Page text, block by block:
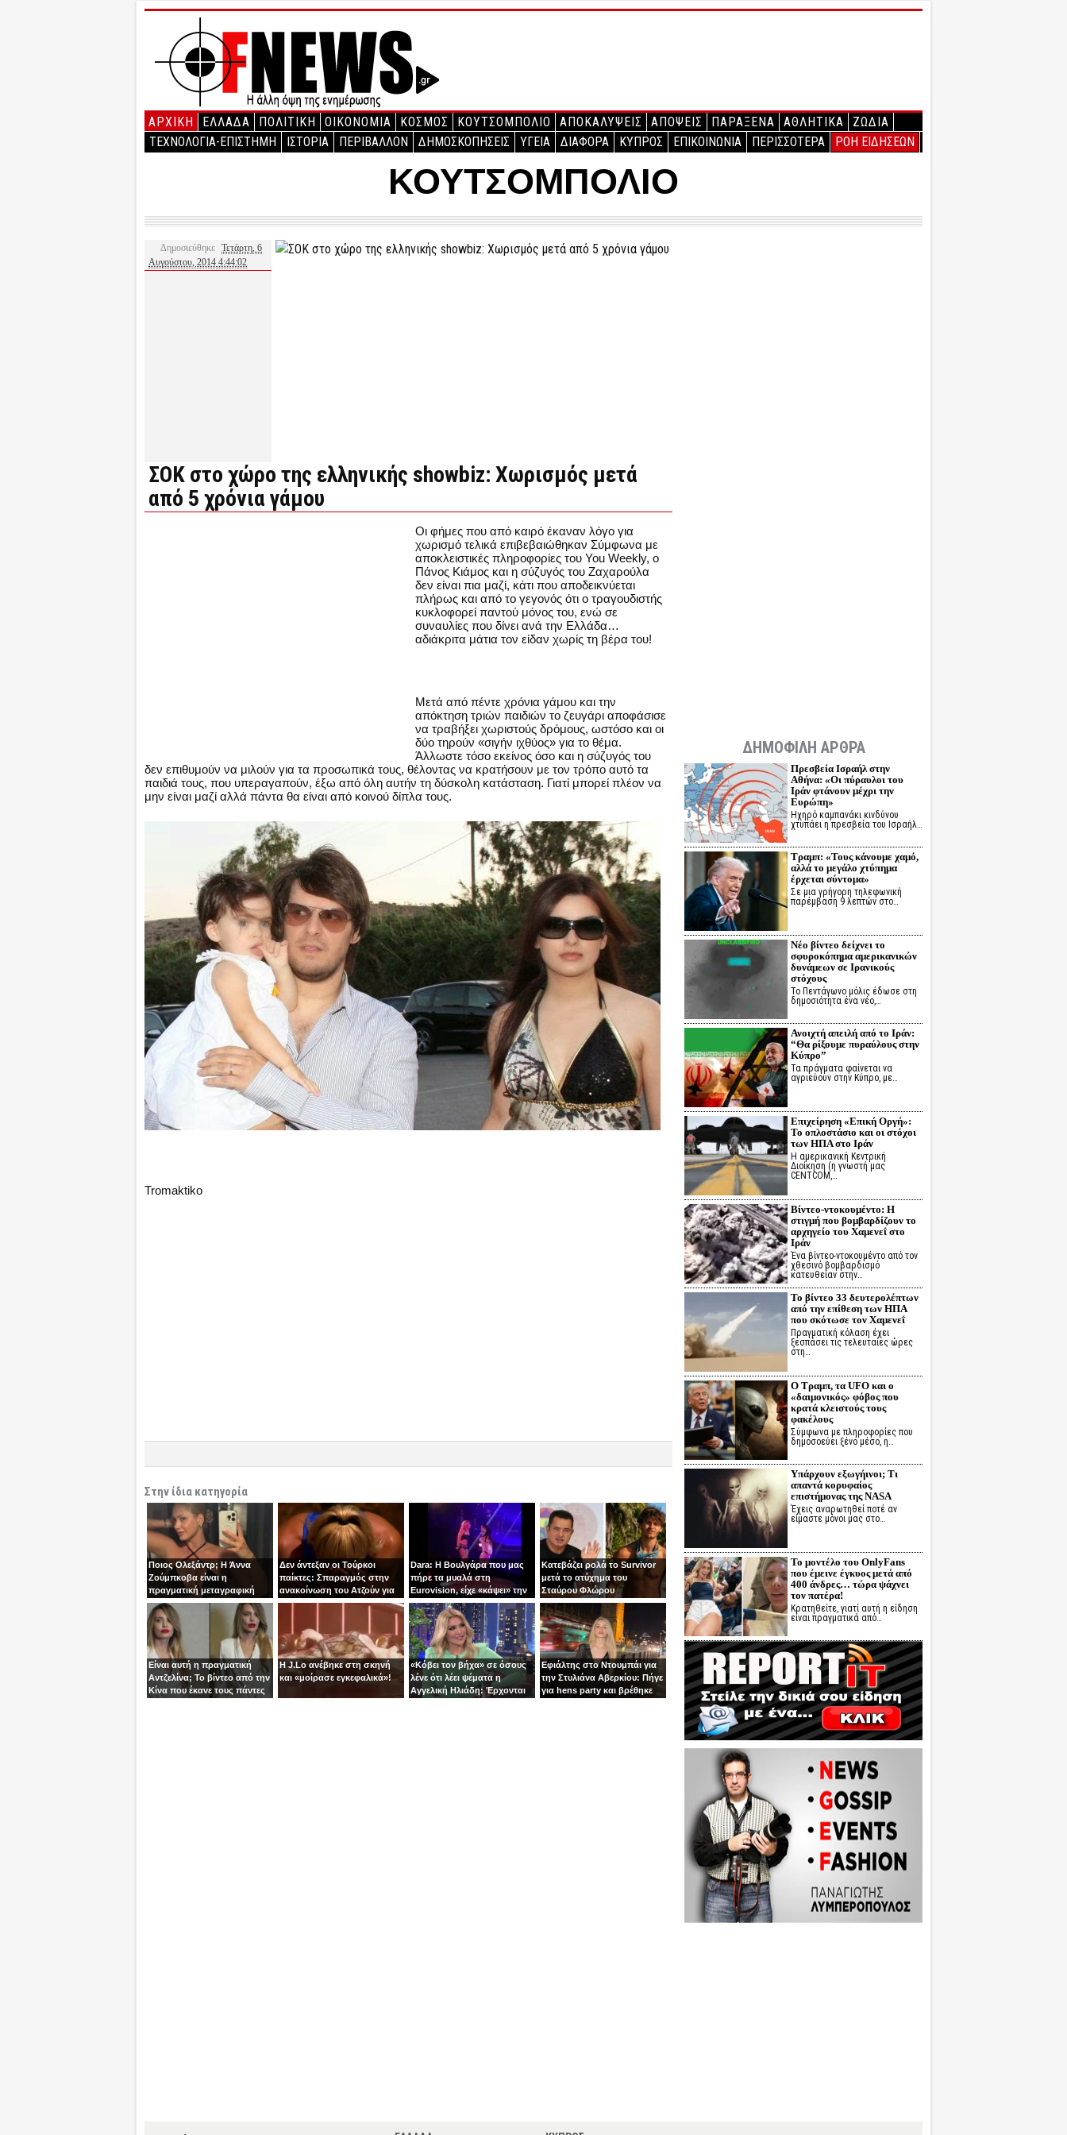
ΑΡΧΙΚΉ ΕΛΛΑΔΑ ΠΟΛΙΤΙΚΗ ΟΙΚΟΝΟΜΙΑ ΚΟΣΜΟΣ ΚΟΥΤΣΟΜΠΟΛΙΟ ΑΠΟΚΑΛΥΨΕΙΣ ΑΠΟΨΕΙΣ ΠΑΡΑΞΕΝΑ ΑΘΛΗΤΙΚΑ
ΖΩΔΙΑ
ΤΕΧΝΟΛΟΓΙΑ-ΕΠΙΣΤΗΜΗ
ΙΣΤΟΡΙΑ ΠΕΡΙΒΑΛΛΟΝ ΔΗΜΟΣΚΟΠΗΣΕΙΣ ΥΓΕΙΑ ΔΙΑΦΟΡΑ ΚΥΠΡΟΣ ΕΠΙΚΟΙΝΩΝΙΑ ΠΕΡΙΣΣΟΤΕΡΑ ΡΟΗ ΕΙΔΗΣΕΩΝ
ΚΟΥΤΣΟΜΠΟΛΙΟ
Δημοσιεύθηκε Τετάρτη, 6
Αυγούστου, 2014 4:44:02
ΣΟΚ στο χώρο της ελληνικής showbiz: Χωρισμός μετά
από 5 χρόνια γάμου
Οι φήμες που από καιρό έκαναν λόγο για
χωρισμό τελικά επιβεβαιώθηκαν Σύμφωνα με
αποκλειστικές πληροφορίες του You Weekly, o
Πάνος Κιάμος και η σύζυγός του Ζαχαρούλα
δεν είναι πια μαζί, κάτι που αποδεικνύεται
πλήρως και από το γεγονός ότι ο τραγουδιστής
κυκλοφορεί παντού μόνος του, ενώ σε
συναυλίες που δίνει ανά την Ελλάδα…
αδιάκριτα μάτια τον είδαν χωρίς τη βέρα του!
Μετά από πέντε χρόνια γάμου και την
απόκτηση τριών παιδιών το ζευγάρι αποφάσισε
να τραβήξει χωριστούς δρόμους, ωστόσο και οι
δύο τηρούν «σιγήν ιχθύος» για το θέμα.
Άλλωστε τόσο εκείνος όσο και η σύζυγός του
δεν επιθυμούν να μιλούν για τα προσωπικά τους, θέλοντας να κρατήσουν με τον τρόπο αυτό τα
παιδιά τους, που υπεραγαπούν, έξω από όλη αυτήν τη δύσκολη κατάσταση. Γιατί μπορεί πλέον να
μην είναι μαζί αλλά πάντα θα είναι από κοινού δίπλα τους.
Tromaktiko
Στην ίδια κατηγορία
Ποιος Ολεξάντρ; Η Άννα
Ζούμπκοβα είναι η
πραγματική μεταγραφική
“βόμβα” της ΑΕΚ!
Δεν άντεξαν οι Τούρκοι
παίκτες: Σπαραγμός στην
ανακοίνωση του Ατζούν για
τoν Σταύρο
Dara: Η Βουλγάρα που μας
πήρε τα μυαλά στη
Eurovision, είχε «κάψει» την
πίστα με τη Φουρέιρα!
Κατεβάζει ρολά το Survivor
μετά το ατύχημα του
Σταύρου Φλώρου
Είναι αυτή η πραγματική
Αντζελίνα; Το βίντεο από την
Κίνα που έκανε τους πάντες
Η J.Lo ανέβηκε στη σκηνή
και «μοίρασε εγκεφαλικά»!
«Κόβει τον βήχα» σε όσους
λένε ότι λέει ψέματα η
Αγγελική Ηλιάδη: Έρχονται
Εφιάλτης στο Ντουμπάι για
την Στυλιάνα Αβερκίου: Πήγε
για hens party και βρέθηκε
ΔΗΜΟΦΙΛΗ ΑΡΘΡΑ
Πρεσβεία Ισραήλ στην
Αθήνα: «Οι πύραυλοι του
Ιράν φτάνουν μέχρι την
Ευρώπη»
Ηχηρό καμπανάκι κινδύνου
χτυπάει η πρεσβεία του Ισραήλ…
Τραμπ: «Τους κάνουμε χαμό,
αλλά το μεγάλο χτύπημα
έρχεται σύντομα»
Σε μια γρήγορη τηλεφωνική
παρέμβαση 9 λεπτών στο…
Νέο βίντεο δείχνει το
σφυροκόπημα αμερικανικών
δυνάμεων σε Ιρανικούς
στόχους
Το Πεντάγωνο μόλις έδωσε στη
δημοσιότητα ένα νέο,…
Ανοιχτή απειλή από το Ιράν:
“Θα ρίξουμε πυραύλους στην
Κύπρο”
Τα πράγματα φαίνεται να
αγριεύουν στην Κύπρο, με…
Επιχείρηση «Επική Οργή»:
Το οπλοστάσιο και οι στόχοι
των ΗΠΑ στο Ιράν
Η αμερικανική Κεντρική
Διοίκηση (η γνωστή μας
CENTCOM,…
Βίντεο-ντοκουμέντο: Η
στιγμή που βομβαρδίζουν το
αρχηγείο του Χαμενεΐ στο
Ιράν
Ένα βίντεο-ντοκουμέντο από τον
χθεσινό βομβαρδισμό
κατευθείαν στην…
Το βίντεο 33 δευτερολέπτων
από την επίθεση των ΗΠΑ
που σκότωσε τον Χαμενεΐ
Πραγματική κόλαση έχει
ξεσπάσει τις τελευταίες ώρες
στη…
Ο Τραμπ, τα UFO και ο
«δαιμονικός» φόβος που
κρατά κλειστούς τους
φακέλους
Σύμφωνα με πληροφορίες που
δημοσοεύει ξένο μέσο, η…
Υπάρχουν εξωγήινοι; Τι
απαντά κορυφαίος
επιστήμονας της NASA
Έχεις αναρωτηθεί ποτέ αν
είμαστε μόνοι μας στο…
Το μοντέλο του OnlyFans
που έμεινε έγκυος μετά από
400 άνδρες… τώρα ψάχνει
τον πατέρα!
Κρατηθείτε, γιατί αυτή η είδηση
είναι πραγματικά από…